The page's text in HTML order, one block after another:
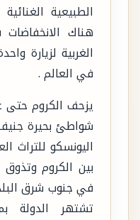
الطبيعية
هناك
الغربية لزيارة
في العالم .
يزحف الكروم حتى
شواطئ بحيرة
اليونسكو للتراث
بين الكروم
في جنوب شرق
تشتهر الدولة